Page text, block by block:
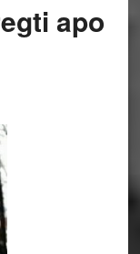
apo